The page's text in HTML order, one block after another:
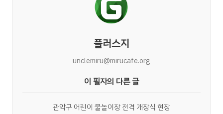
플러스지
unclemiru@mirucafe.org
이 필자의 다른 글
관악구 어린이 물놀이장 전격 개장식 현장